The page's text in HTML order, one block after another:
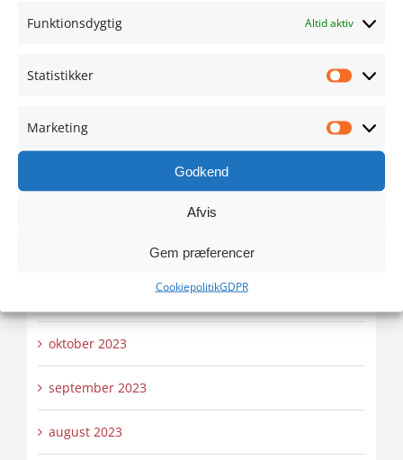
Funktionsdygtig Altid aktiv
Statistikker
Marketing
Godkend
Afvis
Gem præferencer
CookiepolitikGDPR
maj 2024
april 2024
marts 2024
oktober 2023
september 2023
august 2023